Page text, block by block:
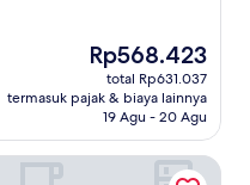
Harga
sekarang
Rp568.423
Rp568.423
total Rp631.037
termasuk pajak & biaya lainnya
19 Agu - 20 Agu